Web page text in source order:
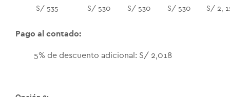
S/ 535 S/ 530 S/ 530 S/ 530 S/ 2,
Pago al contado:
5% de descuento adicional: S/ 2,018